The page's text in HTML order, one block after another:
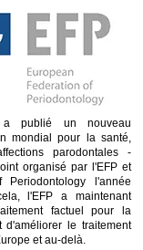
a publié un nouveau
mondial pour la santé,
parodontales -
organisé par l'EFP et
Periodontology l'année
l'EFP a maintenant
factuel pour la
le traitement
et au-delà.